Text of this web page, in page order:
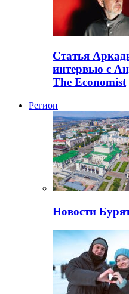
Статья
интервью с
The Economist
Регион
Новости